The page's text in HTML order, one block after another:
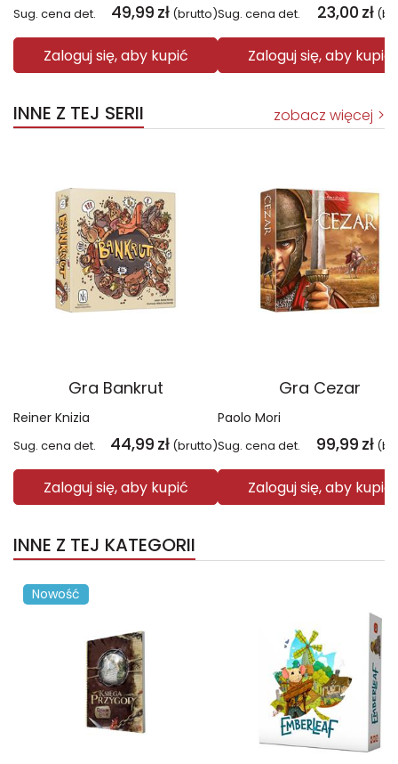
Sug. cena det. 49,99 zł (brutto)
Zaloguj się, aby kupić
Sug. cena det. 23,00 zł
Zaloguj się, aby kupić
INNE Z TEJ SERII zobacz więcej
Gra Bankrut
Reiner Knizia
Sug. cena det. 44,99 zł (brutto)
Zaloguj się, aby kupić
Gra Cezar
Paolo Mori
Sug. cena det. 99,99 zł
Zaloguj się, aby kupić
INNE Z TEJ KATEGORII
Nowość